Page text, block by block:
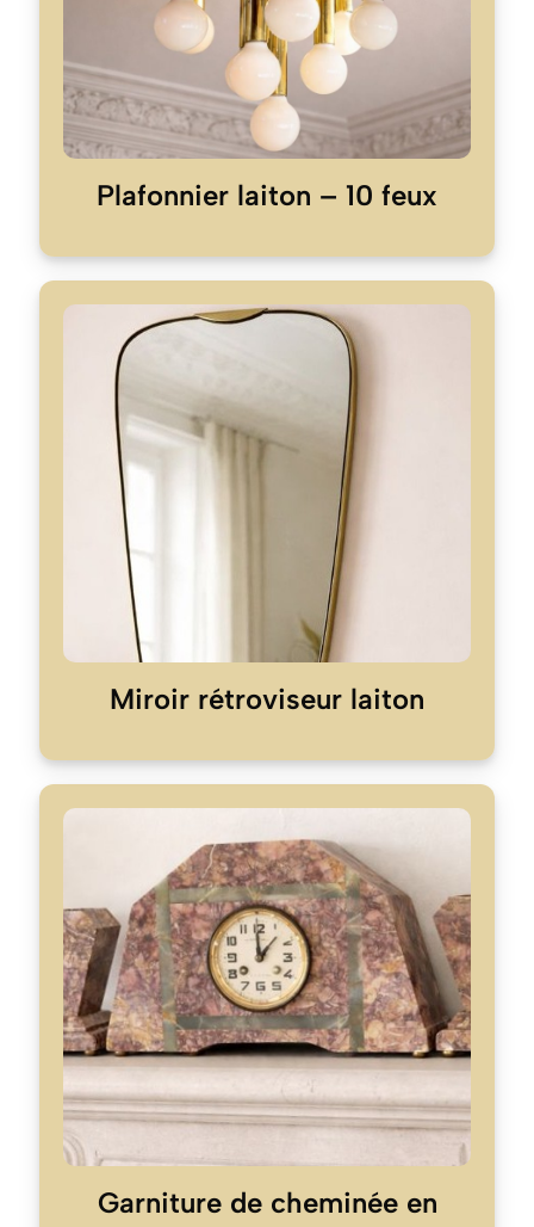
Plafonnier laiton – 10 feux
Miroir rétroviseur laiton
Garniture de cheminée en